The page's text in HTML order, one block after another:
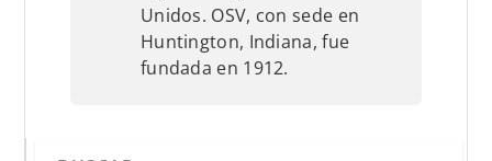
Unidos. OSV, con sede en
Huntington, Indiana, fue
fundada en 1912.